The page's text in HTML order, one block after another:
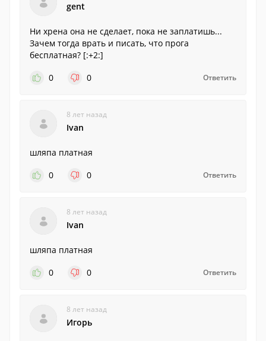
gent
Ни хрена она не сделает, пока не заплатишь...
Зачем тогда врать и писать, что прога
бесплатная? [:+2:]
0
0 Ответить
8 лет назад
Ivan
шляпа платная
0
0 Ответить
8 лет назад
Ivan
шляпа платная
0
0 Ответить
8 лет назад
Игорь